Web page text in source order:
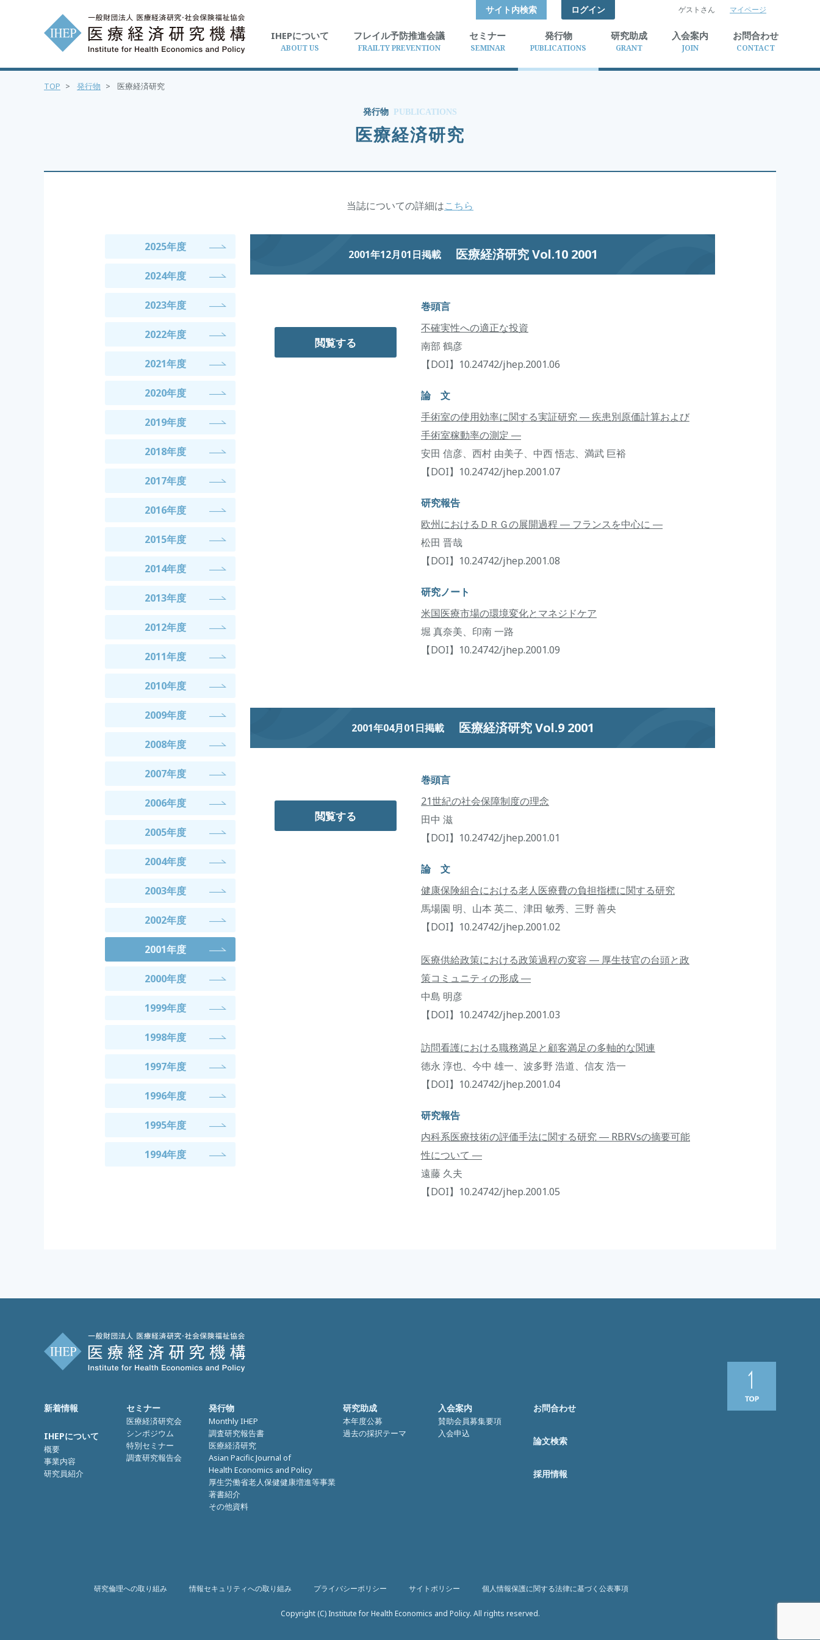
サイト内検索 検索
ログイン ゲストさん マイページ
IHEPについて
ABOUT US
フレイル予防推進会議
FRAILTY PREVENTION
セミナー
SEMINAR
発行物
PUBLICATIONS
研究助成
GRANT
入会案内
JOIN
お問合わせ
CONTACT
発行物 PUBLICATIONS
医療経済研究
TOP > 発行物 > 医療経済研究
当誌についての詳細はこちら
2025年度
2024年度
2023年度
2022年度
2021年度
2020年度
2019年度
2018年度
2017年度
2016年度
2015年度
2014年度
2013年度
2012年度
2011年度
2010年度
2009年度
2008年度
2007年度
2006年度
2005年度
2004年度
2003年度
2002年度
2001年度
2000年度
1999年度
1998年度
1997年度
1996年度
1995年度
1994年度
2001年12月01日掲載 医療経済研究 Vol.10 2001
閲覧する
巻頭言
不確実性への適正な投資
南部 鶴彦
【DOI】10.24742/jhep.2001.06
論 文
手術室の使用効率に関する実証研究 ― 疾患別原価計算および
手術室稼動率の測定 ―
安田 信彦、西村 由美子、中西 悟志、満武 巨裕
【DOI】10.24742/jhep.2001.07
研究報告
欧州におけるＤＲＧの展開過程 ― フランスを中心に ―
松田 晋哉
【DOI】10.24742/jhep.2001.08
研究ノート
米国医療市場の環境変化とマネジドケア
堀 真奈美、印南 一路
【DOI】10.24742/jhep.2001.09
2001年04月01日掲載 医療経済研究 Vol.9 2001
閲覧する
巻頭言
21世紀の社会保障制度の理念
田中 滋
【DOI】10.24742/jhep.2001.01
論 文
健康保険組合における老人医療費の負担指標に関する研究
馬場園 明、山本 英二、津田 敏秀、三野 善央
【DOI】10.24742/jhep.2001.02
医療供給政策における政策過程の変容 ― 厚生技官の台頭と政
策コミュニティの形成 ―
中島 明彦
【DOI】10.24742/jhep.2001.03
訪問看護における職務満足と顧客満足の多軸的な関連
徳永 淳也、今中 雄一、波多野 浩道、信友 浩一
【DOI】10.24742/jhep.2001.04
研究報告
内科系医療技術の評価手法に関する研究 ― RBRVsの摘要可能
性について ―
遠藤 久夫
【DOI】10.24742/jhep.2001.05
新着情報
IHEPについて
概要
事業内容
研究員紹介
セミナー
医療経済研究会
シンポジウム
特別セミナー
調査研究報告会
発行物
Monthly IHEP
調査研究報告書
医療経済研究
Asian Pacific Journal of
Health Economics and Policy
厚生労働省老人保健健康増進等事業
著書紹介
その他資料
研究助成
本年度公募
過去の採択テーマ
入会案内
賛助会員募集要項
入会申込
お問合わせ
論文検索
採用情報
研究倫理への取り組み 情報セキュリティへの取り組み プライバシーポリシー サイトポリシー 個人情報保護に関する法律に基づく公表事項
Copyright (C) Institute for Health Economics and Policy. All rights reserved.